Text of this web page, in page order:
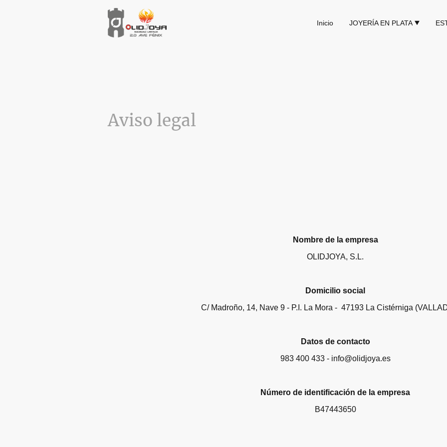
Inicio JOYERÍA EN PLATA
Aviso legal
Nombre de la empresa
OLIDJOYA, S.L.
Domicilio social
C/ Madroño, 14, Nave 9 - P.I. La Mora - 47193 La Cistérniga
Datos de contacto
983 400 433 - info@olidjoya.es
Número de identificación de la empresa
B47443650